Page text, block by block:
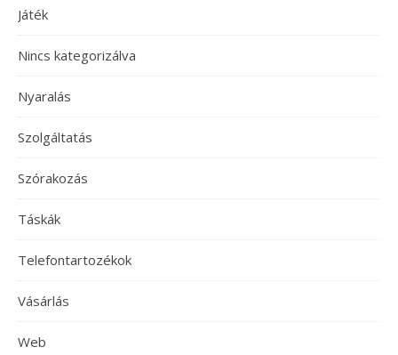
Játék
Nincs kategorizálva
Nyaralás
Szolgáltatás
Szórakozás
Táskák
Telefontartozékok
Vásárlás
Web